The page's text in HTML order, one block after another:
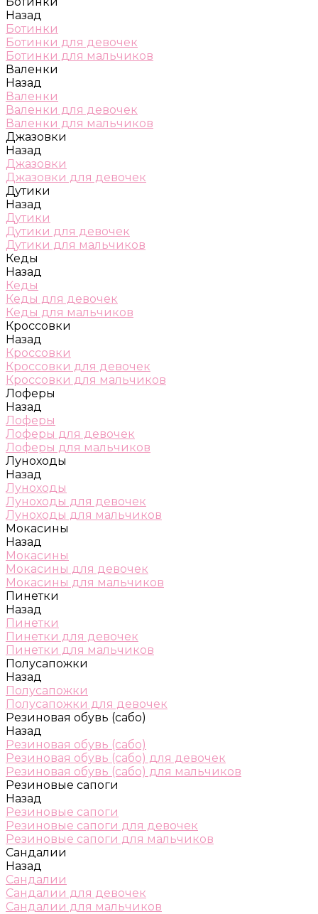
Назад
Ботинки
Ботинки для девочек
Ботинки для мальчиков
Валенки
Назад
Валенки
Валенки для девочек
Валенки для мальчиков
Джазовки
Назад
Джазовки
Джазовки для девочек
Дутики
Назад
Дутики
Дутики для девочек
Дутики для мальчиков
Кеды
Назад
Кеды
Кеды для девочек
Кеды для мальчиков
Кроссовки
Назад
Кроссовки
Кроссовки для девочек
Кроссовки для мальчиков
Лоферы
Назад
Лоферы
Лоферы для девочек
Лоферы для мальчиков
Луноходы
Назад
Луноходы
Луноходы для девочек
Луноходы для мальчиков
Мокасины
Назад
Мокасины
Мокасины для девочек
Мокасины для мальчиков
Пинетки
Назад
Пинетки
Пинетки для девочек
Пинетки для мальчиков
Полусапожки
Назад
Полусапожки
Полусапожки для девочек
Резиновая обувь (сабо)
Назад
Резиновая обувь (сабо)
Резиновая обувь (сабо) для девочек
Резиновая обувь (сабо) для мальчиков
Резиновые сапоги
Назад
Резиновые сапоги
Резиновые сапоги для девочек
Резиновые сапоги для мальчиков
Сандалии
Назад
Сандалии
Сандалии для девочек
Сандалии для мальчиков